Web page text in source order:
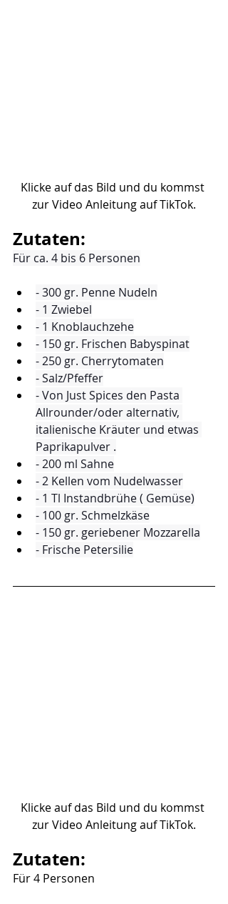
Klicke auf das Bild und du kommst
zur Video Anleitung auf TikTok.
Zutaten:
Für ca. 4 bis 6 Personen
- 300 gr. Penne Nudeln
- 1 Zwiebel
- 1 Knoblauchzehe
- 150 gr. Frischen Babyspinat
- 250 gr. Cherrytomaten
- Salz/Pfeffer
- Von Just Spices den Pasta
Allrounder/oder alternativ,
italienische Kräuter und etwas
Paprikapulver .
- 200 ml Sahne
- 2 Kellen vom Nudelwasser
- 1 Tl Instandbrühe ( Gemüse)
- 100 gr. Schmelzkäse
- 150 gr. geriebener Mozzarella
- Frische Petersilie
Klicke auf das Bild und du kommst
zur Video Anleitung auf TikTok.
Zutaten:
Für 4 Personen